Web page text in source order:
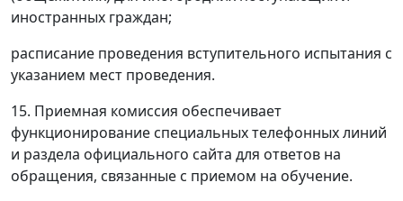
иностранных граждан;
расписание проведения вступительного испытания с
указанием мест проведения.
15. Приемная комиссия обеспечивает
функционирование специальных телефонных линий
и раздела официального сайта для ответов на
обращения, связанные с приемом на обучение.